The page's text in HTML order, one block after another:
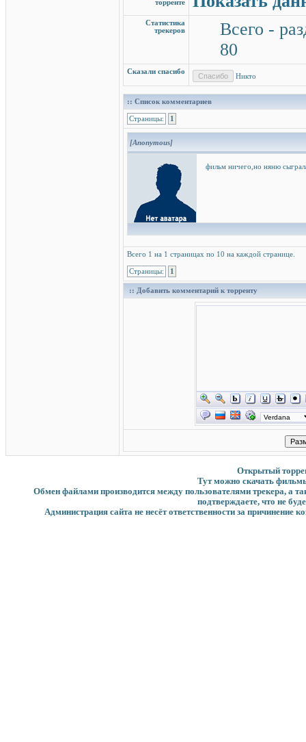
торренте
Статистика
трекеров
Всего -
80
Сказали спасибо
Никто
:: Список комментариев
Страницы: 1
[Anonymous]
фильм ничего,но няню
Всего 1 на 1 страницах по 10 на каждой странице.
Страницы: 1
:: Добавить комментарий к торренту
Открытый
Тут можно скачать
Обмен файлами производится между пользователями трекера, а
подтверждаете, что не
Администрация сайта не несёт ответственности за причинение